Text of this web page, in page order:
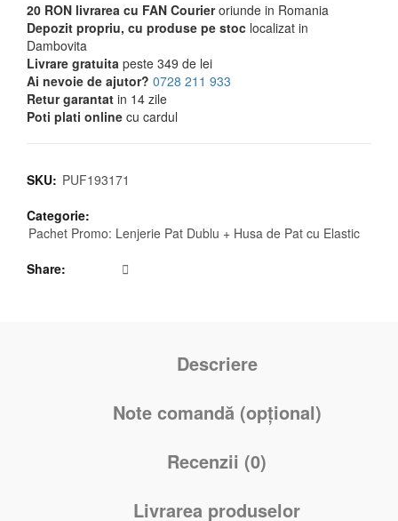
20 RON livrarea cu FAN Courieroriunde in Romania
Depozit propriu, cu produse pe stoc localizat in
Dambovita
Livrare gratuita peste 349 de lei
Ai nevoie de ajutor? 0728 211 933
Retur garantat in 14 zile
Poti plati online cu cardul
SKU: PUF193171
Categorie:
Pachet Promo: Lenjerie Pat Dublu + Husa de Pat cu Elastic
Share
Descriere
Note comandă (opțional)
Recenzii (0)
Livrarea produselor